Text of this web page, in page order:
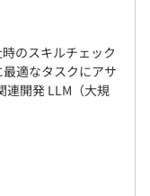
ンスの取れたチー
システム
評価する」という
のスキルチェック
適なタスクにアサ
連開発 LLM（大規